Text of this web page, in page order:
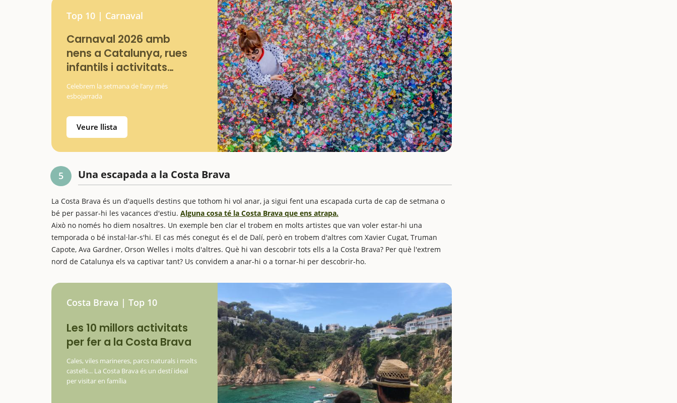
Top 10 | Carnaval
Carnaval 2026 amb
nens a Catalunya, rues
infantils i activitats
familiars
Celebrem la setmana de l’any més
esbojarrada
Veure llista
5 Una escapada a la Costa Brava
La Costa Brava és un d'aquells destins que tothom hi vol anar, ja sigui fent una escapada curta de cap de setmana o
bé per passar-hi les vacances d'estiu. Alguna cosa té la Costa Brava que ens atrapa.
Això no només ho diem nosaltres. Un exemple ben clar el trobem en molts artistes que van voler estar-hi una
temporada o bé instal·lar-s'hi. El cas més conegut és el de Dalí, però en trobem d'altres com Xavier Cugat, Truman
Capote, Ava Gardner, Orson Welles i molts d'altres. Què hi van descobrir tots ells a la Costa Brava? Per què l'extrem
nord de Catalunya els va captivar tant? Us convidem a anar-hi o a tornar-hi per descobrir-ho.
Costa Brava | Top 10
Les 10 millors activitats
per fer a la Costa Brava
Cales, viles marineres, parcs naturals i molts
castells... La Costa Brava és un destí ideal
per visitar en família